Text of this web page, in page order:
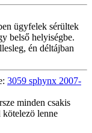
ügyfelek sérültek
belső helyiségbe.
én déltájban
3059 sphynx 2007-
minden csakis
lenne